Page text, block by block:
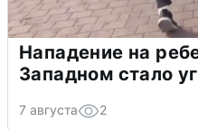
Нападение на
Западном стало
7 августа 2